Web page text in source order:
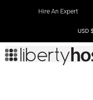
Hire An Expert